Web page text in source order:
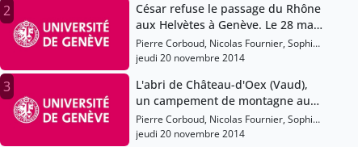
2
César refuse le passage du Rhône
aux Helvètes à Genève. Le 28 mars
58 av. J.-C.
Pierre Corboud, Nicolas Fournier, Sophie
Gardaz
jeudi 20 novembre 2014
3
L'abri de Château-d'Oex (Vaud),
un campement de montagne au
Mésolithique, vers 6000 av. J.-C.
Pierre Corboud, Nicolas Fournier, Sophie
Gardaz
jeudi 20 novembre 2014